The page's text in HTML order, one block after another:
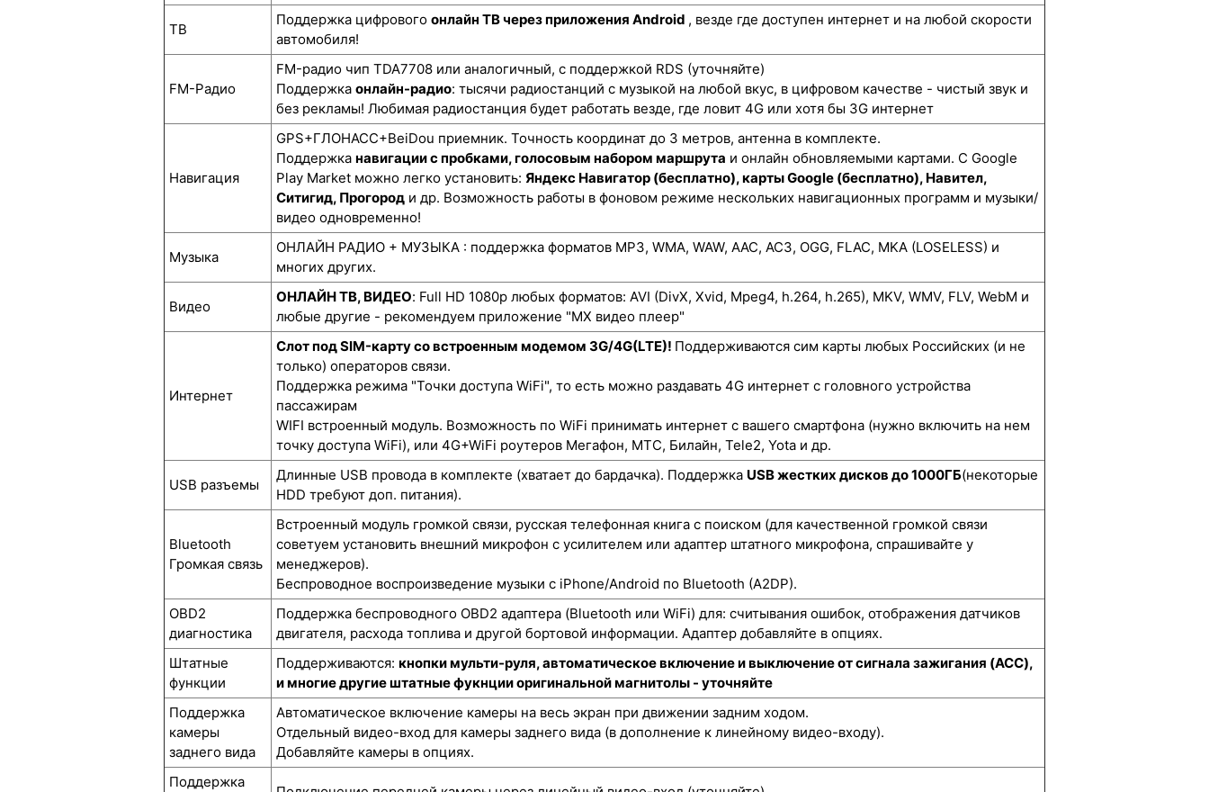
ТВ
Поддержка цифрового онлайн ТВ через приложения Android , везде где доступен интернет и на любой скорости
автомобиля!
FM-Радио
FM-радио чип TDA7708 или аналогичный, с поддержкой RDS (уточняйте)
Поддержка онлайн-радио: тысячи радиостанций с музыкой на любой вкус, в цифровом качестве - чистый звук и
без рекламы! Любимая радиостанция будет работать везде, где ловит 4G или хотя бы 3G интернет
Навигация
GPS+ГЛОНАСС+BeiDou приемник. Точность координат до 3 метров, антенна в комплекте.
Поддержка навигации с пробками, голосовым набором маршрута и онлайн обновляемыми картами. С Google
Play Market можно легко установить: Яндекс Навигатор (бесплатно), карты Google (бесплатно), Навител,
Ситигид, Прогород и др. Возможность работы в фоновом режиме нескольких навигационных программ и музыки/
видео одновременно!
Музыка
ОНЛАЙН РАДИО + МУЗЫКА : поддержка форматов MP3, WMA, WAW, AAC, AC3, OGG, FLAC, MKA (LOSELESS) и
многих других.
Видео
ОНЛАЙН ТВ, ВИДЕО: Full HD 1080p любых форматов: AVI (DivX, Xvid, Mpeg4, h.264, h.265), MKV, WMV, FLV, WebM и
любые другие - рекомендуем приложение "MX видео плеер"
Интернет
Слот под SIM-карту со встроенным модемом 3G/4G(LTE)! Поддерживаются сим карты любых Российских (и не
только) операторов связи.
Поддержка режима "Точки доступа WiFi", то есть можно раздавать 4G интернет с головного устройства
пассажирам
WIFI встроенный модуль. Возможность по WiFi принимать интернет с вашего смартфона (нужно включить на нем
точку доступа WiFi), или 4G+WiFi роутеров Мегафон, МТС, Билайн, Tele2, Yota и др.
USB разъемы
Длинные USB провода в комплекте (хватает до бардачка). Поддержка USB жестких дисков до 1000ГБ(некоторые
HDD требуют доп. питания).
Bluetooth
Громкая связь
Встроенный модуль громкой связи, русская телефонная книга с поиском (для качественной громкой связи
советуем установить внешний микрофон с усилителем или адаптер штатного микрофона, спрашивайте у
менеджеров).
Беспроводное воспроизведение музыки с iPhone/Android по Bluetooth (A2DP).
OBD2
диагностика
Поддержка беспроводного OBD2 адаптера (Bluetooth или WiFi) для: считывания ошибок, отображения датчиков
двигателя, расхода топлива и другой бортовой информации. Адаптер добавляйте в опциях.
Штатные
функции
Поддерживаются: кнопки мульти-руля, автоматическое включение и выключение от сигнала зажигания (ACC),
и многие другие штатные фукнции оригинальной магнитолы - уточняйте
Поддержка
камеры
заднего вида
Автоматическое включение камеры на весь экран при движении задним ходом.
Отдельный видео-вход для камеры заднего вида (в дополнение к линейному видео-входу).
Добавляйте камеры в опциях.
Поддержка